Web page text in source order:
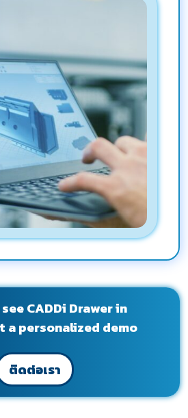
CADDi Drawer in
a personalized demo
ติดต่อเรา